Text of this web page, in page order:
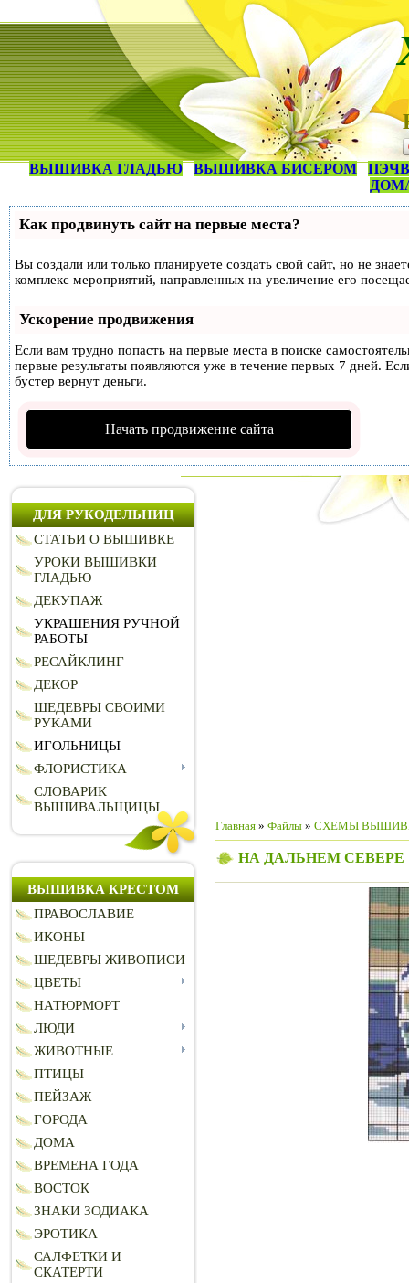
ВЫШИВКА ГЛАДЬЮ ВЫШИВКА БИСЕРОМ
Как продвинуть сайт на первые места?
Вы создали или только планируете создать свой сайт, но не
комплекс мероприятий, направленных на увеличение его
Ускорение продвижения
Если вам трудно попасть на первые места в поиске
первые результаты появляются уже в течение первых 7 дней.
бустер вернут деньги.
Начать продвижение сайта
ДЛЯ РУКОДЕЛЬНИЦ
СТАТЬИ О ВЫШИВКЕ
УРОКИ ВЫШИВКИ
ГЛАДЬЮ
ДЕКУПАЖ
УКРАШЕНИЯ РУЧНОЙ
РАБОТЫ
РЕСАЙКЛИНГ
ДЕКОР
ШЕДЕВРЫ СВОИМИ
РУКАМИ
ИГОЛЬНИЦЫ
ФЛОРИСТИКА
СЛОВАРИК
ВЫШИВАЛЬЩИЦЫ
ВЫШИВКА КРЕСТОМ
ПРАВОСЛАВИЕ
ИКОНЫ
ШЕДЕВРЫ ЖИВОПИСИ
ЦВЕТЫ
НАТЮРМОРТ
ЛЮДИ
ЖИВОТНЫЕ
ПТИЦЫ
ПЕЙЗАЖ
ГОРОДА
ДОМА
ВРЕМЕНА ГОДА
ВОСТОК
ЗНАКИ ЗОДИАКА
ЭРОТИКА
САЛФЕТКИ И
СКАТЕРТИ
Главная » Файлы » СХЕМЫ
НА ДАЛЬНЕМ СЕВЕРЕ